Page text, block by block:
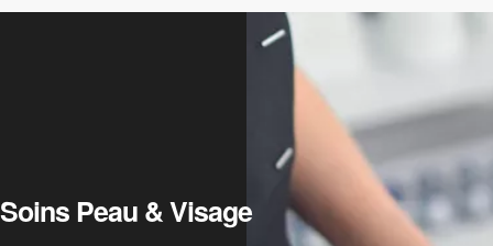
Soins Peau & Visage